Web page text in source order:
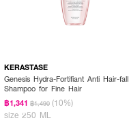
KERASTASE
Genesis Hydra-Fortifiant Anti Hair-fall
Shampoo for Fine Hair
฿1,341 ฿1,490 (10%)
size 250 ML